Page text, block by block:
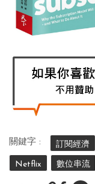
關鍵字 : 訂閱經濟
Netflix 數位串流